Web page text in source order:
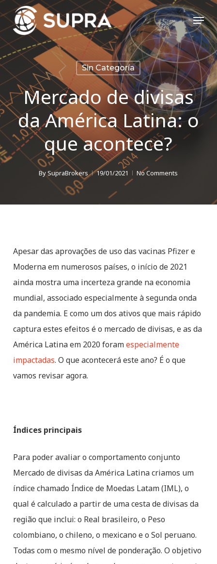
Skip
main
content
Menu
Sin Categoría
Mercado de divisas
da América Latina: o
que acontece?
BySupraBrokers 19/01/2021 No Comments
Apesar das aprovações de uso das vacinas Pfizer e
Moderna em numerosos países, o início de 2021
ainda mostra uma incerteza grande na economia
mundial, associado especialmente à segunda onda
da pandemia. E como um dos ativos que mais rápido
captura estes efeitos é o mercado de divisas, e as da
América Latina em 2020 foramespecialmente
impactadas. O que acontecerá este ano? É o que
vamos revisar agora.
Índices principais
Para poder avaliar o comportamento conjunto
Mercado de divisas da América Latina criamos um
índice chamado Índice de Moedas Latam (IML), o
qual é calculado a partir de uma cesta de divisas da
região que inclui: o Real brasileiro, o Peso
colombiano, o chileno, o mexicano e o Sol peruano.
Todas com o mesmo nível de ponderação. O objetivo
Close
Menu